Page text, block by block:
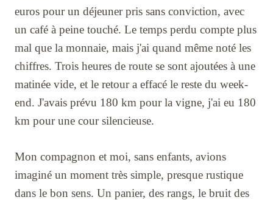
euros pour un déjeuner pris sans conviction, avec
un café à peine touché. Le temps perdu compte plus
mal que la monnaie, mais j'ai quand même noté les
chiffres. Trois heures de route se sont ajoutées à une
matinée vide, et le retour a effacé le reste du week-
end. J'avais prévu 180 km pour la vigne, j'ai eu 180
km pour une cour silencieuse.
Mon compagnon et moi, sans enfants, avions
imaginé un moment très simple, presque rustique
dans le bon sens. Un panier, des rangs, le bruit des